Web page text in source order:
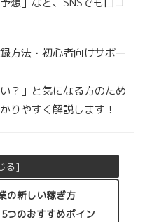
方法・初心者向けサポー
？」と気になる方のため
りやすく解説します！
の新しい稼ぎ方
つのおすすめポイン